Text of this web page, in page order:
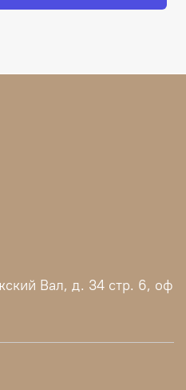
Вал, д. 34 стр. 6, оф